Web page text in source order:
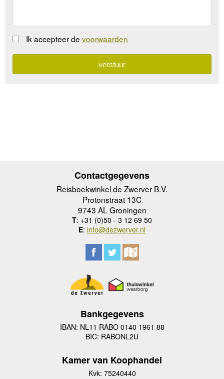
Ik accepteer de voorwaarden
Contactgegevens
Reisboekwinkel de Zwerver B.V.
Protonstraat 13C
9743 AL Groningen
T: +31 (0)50 - 3 12 69 50
E: info@dezwerver.nl
Bankgegevens
IBAN: NL11 RABO 0140 1961 88
BIC: RABONL2U
Kamer van Koophandel
Kvk: 75240440